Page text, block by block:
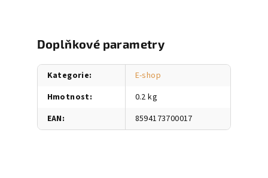
Doplňkové parametry
Kategorie:
E-shop
Hmotnost:
0.2 kg
EAN: 8594173700017